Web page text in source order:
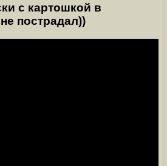
с картошкой в
пострадал))